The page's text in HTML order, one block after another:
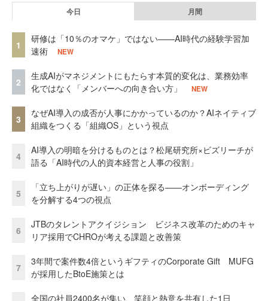
今日 月間
1
研修は「10％のオマケ」ではない——AI時代の経験学習加
速術
NEW
2
生成AIがマネジメントにもたらす本質的変化は、業務効率
化ではなく「メンバーへの向き合い方」
NEW
3
なぜAI導入の成否が人事にかかっているのか？AIネイティブ
組織をつくる「組織OS」という視点
4
AI導入の明暗を分けるものとは？松尾研究所×ビズリーチが
語る「AI時代の人的資本経営と人事の役割」
5
「立ち上がりが遅い」の正体を探る——オンボーディング
を分解する4つの視点
6
JTBのタレントアクイジション ビジネス改革のためのキャ
リア採用でCHROが考える課題と改善策
7
3年間で案件数4倍というギフティのCorporate Gift MUFG
が採用したBtoE施策とは
全国の社員2400名が集い、笑顔と熱意を共有した1日